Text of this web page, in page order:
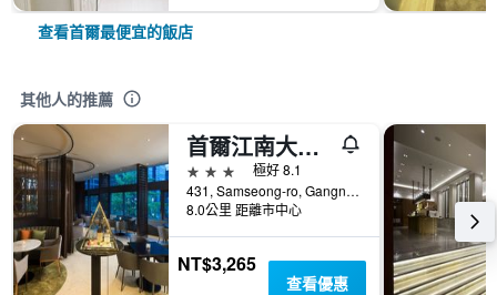
查看首爾最便宜的飯店
其他人的推薦
首爾江南大使宜必思尚品酒店
3星級
極好 8.1
431, Samseong-ro, Gangnam-gu, 首爾, 韓國
8.0公里 距離市中心
NT$3,265
查看優惠